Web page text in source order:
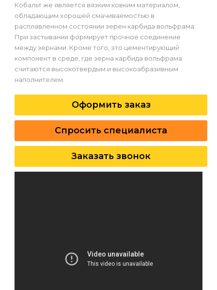
Кобальт же является вязким ковким материалом,
обладающим хорошей смачиваемостью в
расплавленном состоянии зерен карбида вольфрама.
При застывании формирует прочное соединение
между зернами. Кроме того, это цементирующий
компонент в среде, где зерна карбида вольфрама
считаются высокотвердым и высокоабразивным
наполнителем.
Оформить заказ
Спросить специалиста
Заказать звонок